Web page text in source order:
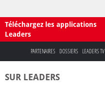
Téléchargez les applications
Leaders
PARTENAIRES DOSSIERS LEADERS TV
SUR LEADERS